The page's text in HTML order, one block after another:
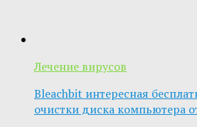
Лечение вирусов
Bleachbit интересная
очистки диска компьютера